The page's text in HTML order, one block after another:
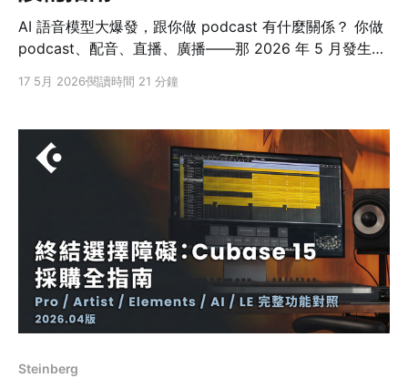
AI 語音模型大爆發，跟你做 podcast 有什麼關係？ 你做
podcast、配音、直播、廣播——那 2026 年 5 月發生的
場： * 5/7 OpenAI 一次發 3 個音訊 API 模型——即時對
Gemini Live 被挖出 7 個尚未公開的隱藏 voice 模型 *
5/12 Meta 又把 Muse Spark
17 5月 2026閱讀時間 21 分鐘
Steinberg